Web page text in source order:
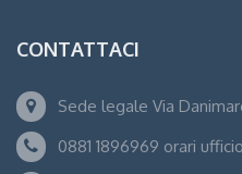
CONTATTACI
Sede legale Via
0881 1896969 orari ufficio